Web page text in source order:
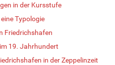
in der Kursstufe
Typologie
Friedrichshafen
19. Jahrhundert
in der Zeppelinzeit